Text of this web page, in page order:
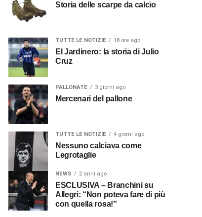
Storia delle scarpe da calcio
TUTTE LE NOTIZIE 18 ore ago
El Jardinero: la storia di Julio
Cruz
PALLONATE 3 giorni ago
Mercenari del pallone
TUTTE LE NOTIZIE 4 giorni ago
Nessuno calciava come
Legrotaglie
NEWS 2 anni ago
ESCLUSIVA – Branchini su
Allegri: “Non poteva fare di più
con quella rosa!”